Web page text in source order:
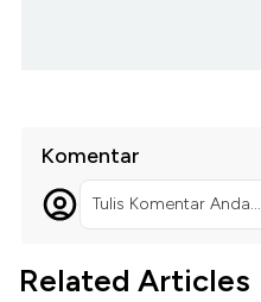
Komentar
Tulis Komentar Anda...
Related Articles